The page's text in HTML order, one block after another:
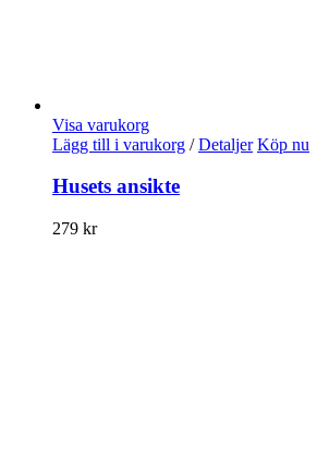
Visa varukorg
Lägg till i varukorg / Detaljer Köp nu
Husets ansikte
279 kr